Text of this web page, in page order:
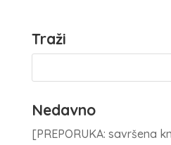
Traži
Nedavno
[PREPORUKA: savršena